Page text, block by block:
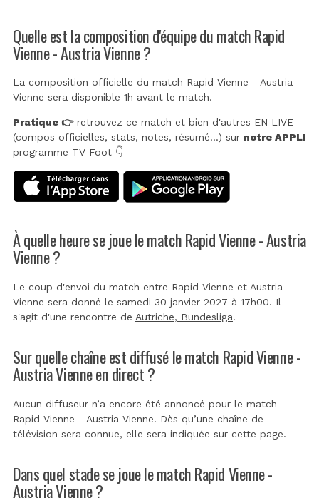
Quelle est la composition d'équipe du match Rapid
Vienne - Austria Vienne ?
La composition officielle du match Rapid Vienne - Austria
Vienne sera disponible 1h avant le match.
Pratique 👉retrouvez ce match et bien d'autres EN LIVE
(compos officielles, stats, notes, résumé...) sur notre APPLI
programme TV Foot 👇
À quelle heure se joue le match Rapid Vienne - Austria
Vienne ?
Le coup d'envoi du match entre Rapid Vienne et Austria
Vienne sera donné le samedi 30 janvier 2027 à 17h00. Il
s'agit d'une rencontre de Autriche, Bundesliga.
Sur quelle chaîne est diffusé le match Rapid Vienne -
Austria Vienne en direct ?
Aucun diffuseur n’a encore été annoncé pour le match
Rapid Vienne - Austria Vienne. Dès qu’une chaîne de
télévision sera connue, elle sera indiquée sur cette page.
Dans quel stade se joue le match Rapid Vienne -
Austria Vienne ?